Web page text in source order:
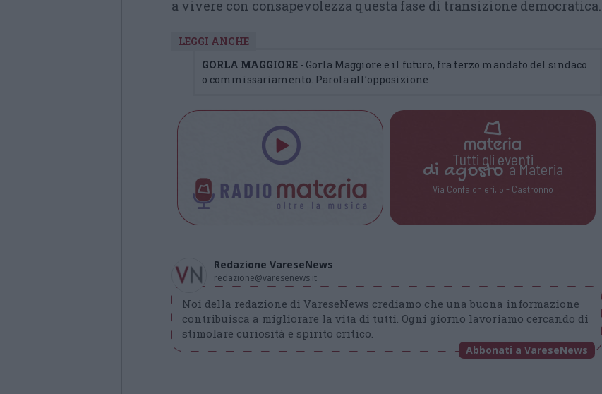
a vivere con consapevolezza questa fase di transizione democratica.
LEGGI ANCHE
GORLA MAGGIORE - Gorla Maggiore e il futuro, fra terzo mandato del sindaco
o commissariamento. Parola all’opposizione
Tutti gli eventi
di agostoa Materia
Via Confalonieri, 5 - Castronno
Redazione VareseNews
redazione@varesenews.it
Noi della redazione di VareseNews crediamo che una buona informazione
contribuisca a migliorare la vita di tutti. Ogni giorno lavoriamo cercando di
stimolare curiosità e spirito critico.
Abbonati a VareseNews